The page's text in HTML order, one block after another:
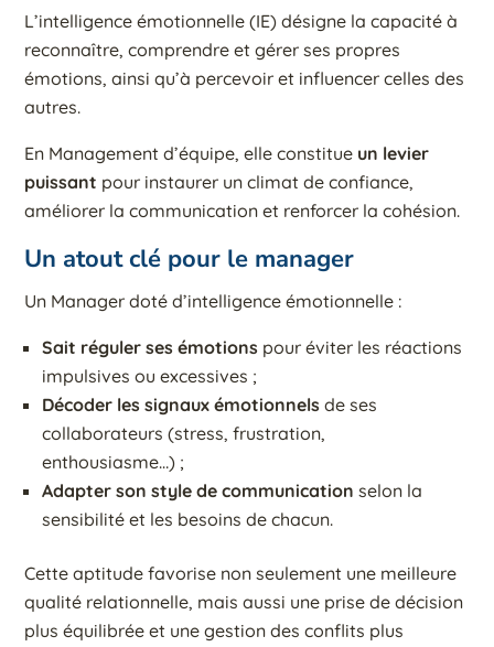
L’intelligence émotionnelle (IE) désigne la capacité à
reconnaître, comprendre et gérer ses propres
émotions, ainsi qu’à percevoir et influencer celles des
autres.
En Management d’équipe, elle constitue un levier
puissant pour instaurer un climat de confiance,
améliorer la communication et renforcer la cohésion.
Un atout clé pour le manager
Un Manager doté d’intelligence émotionnelle :
Sait réguler ses émotions pour éviter les réactions
impulsives ou excessives ;
Décoder les signaux émotionnels de ses
collaborateurs (stress, frustration,
enthousiasme…) ;
Adapter son style de communication selon la
sensibilité et les besoins de chacun.
Cette aptitude favorise non seulement une meilleure
qualité relationnelle, mais aussi une prise de décision
plus équilibrée et une gestion des conflits plus